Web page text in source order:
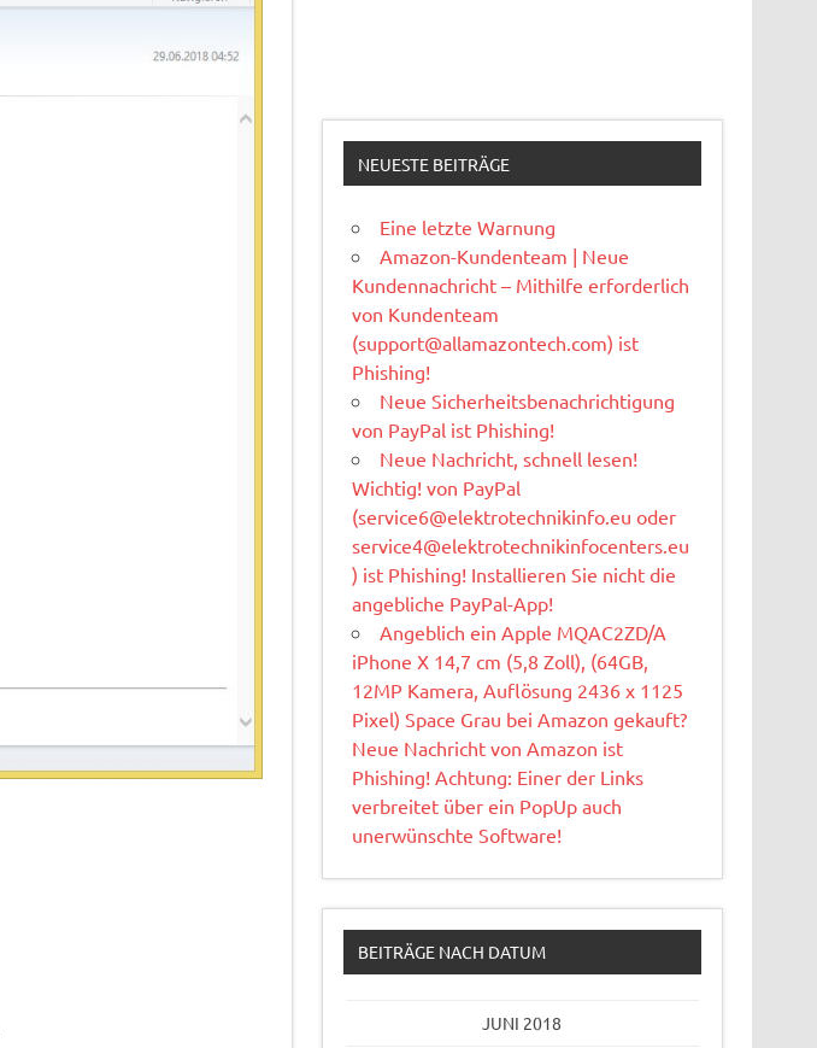
NEUESTE BEITRÄGE
Eine letzte Warnung
Amazon-Kundenteam | Neue
Kundennachricht – Mithilfe erforderlich
von Kundenteam
(support@allamazontech.com) ist
Phishing!
Neue Sicherheitsbenachrichtigung
von PayPal ist Phishing!
Neue Nachricht, schnell lesen!
Wichtig! von PayPal
(service6@elektrotechnikinfo.eu oder
service4@elektrotechnikinfocenters.eu
) ist Phishing! Installieren Sie nicht die
angebliche PayPal-App!
Angeblich ein Apple MQAC2ZD/A
iPhone X 14,7 cm (5,8 Zoll), (64GB,
12MP Kamera, Auflösung 2436 x 1125
Pixel) Space Grau bei Amazon gekauft?
Neue Nachricht von Amazon ist
Phishing! Achtung: Einer der Links
verbreitet über ein PopUp auch
unerwünschte Software!
BEITRÄGE NACH DATUM
JUNI 2018